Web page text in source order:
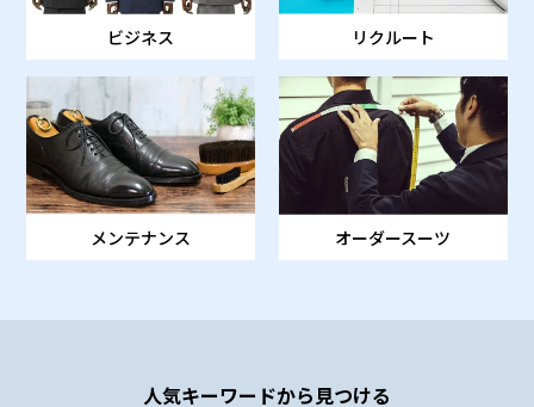
ビジネス リクルート
メンテナンス オーダースーツ
人気キーワードから見つける